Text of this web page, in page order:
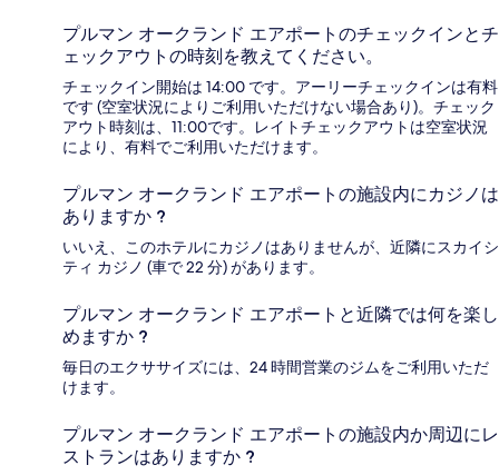
プルマン オークランド エアポートのチェックインとチ
ェックアウトの時刻を教えてください。
チェックイン開始は 14:00 です。アーリーチェックインは有料
です (空室状況によりご利用いただけない場合あり)。チェック
アウト時刻は、11:00です。レイトチェックアウトは空室状況
により、有料でご利用いただけます。
プルマン オークランド エアポートの施設内にカジノは
ありますか ?
いいえ、このホテルにカジノはありませんが、近隣にスカイシ
ティ カジノ (車で 22 分) があります。
プルマン オークランド エアポートと近隣では何を楽し
めますか ?
毎日のエクササイズには、24 時間営業のジムをご利用いただ
けます。
プルマン オークランド エアポートの施設内か周辺にレ
ストランはありますか ?